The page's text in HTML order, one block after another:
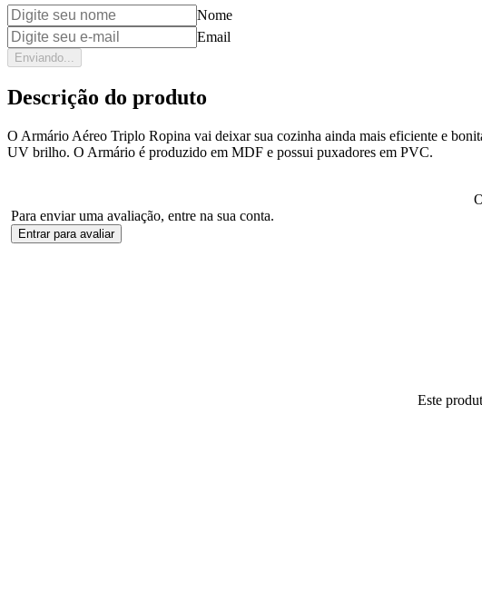
Nome
Email
Enviando...
Descrição do produto
O Armário Aéreo Triplo Ropina vai deixar sua cozinha ainda mais eficiente e
UV brilho. O Armário é produzido em MDF e possui puxadores em PVC.
Para enviar uma avaliação, entre na sua conta.
Entrar para avaliar
Este